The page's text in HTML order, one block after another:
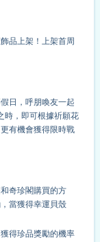
品上架！上架首周
日，呼朋喚友一起
時，即可根據祈願花
有機會獲得限時戰
奇珍閣購買的方
當獲得幸運貝殼
得珍品獎勵的機率